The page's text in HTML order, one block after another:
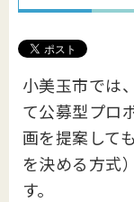
小美玉市では
て公募型プロ
画を提案して
を決める方式
す。